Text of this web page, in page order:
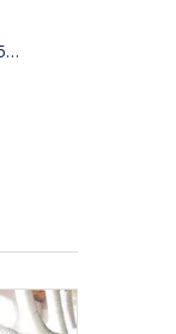
インペラは JMP 9100-01/JABSCO 31500-0001 2999-0001/KASHIYAMA WITH KINKI BK-0132 と交換